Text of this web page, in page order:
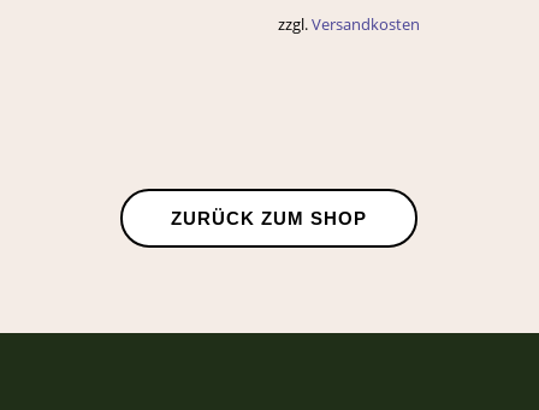
zzgl.Versandkosten
ZURÜCK ZUM SHOP